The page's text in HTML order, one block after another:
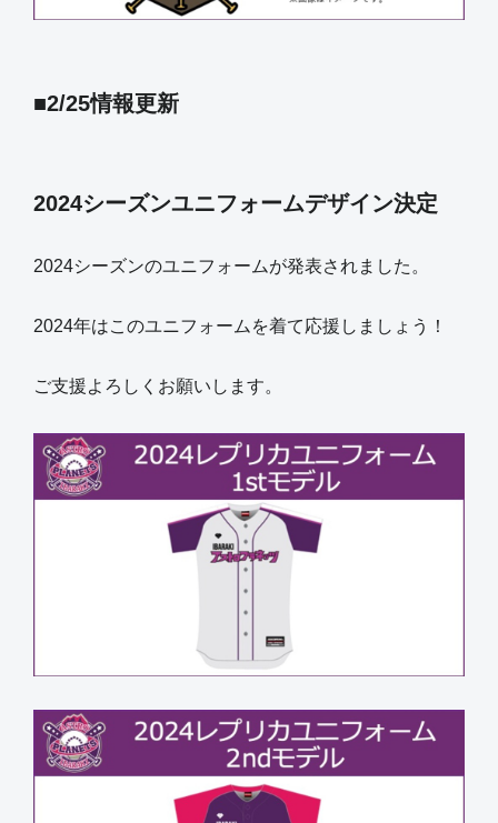
■2/25情報更新
2024シーズンユニフォームデザイン決定
2024シーズンのユニフォームが発表されました。
2024年はこのユニフォームを着て応援しましょう！
ご支援よろしくお願いします。